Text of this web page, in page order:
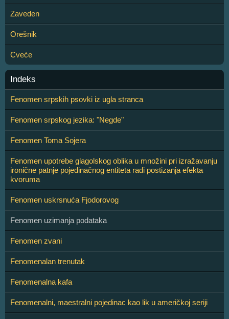
Zaveden
Orešnik
Cveće
Indeks
Fenomen srpskih psovki iz ugla stranca
Fenomen srpskog jezika: "Negde"
Fenomen Toma Sojera
Fenomen upotrebe glagolskog oblika u množini pri izražavanju
ironične patnje pojedinačnog entiteta radi postizanja efekta
kvoruma
Fenomen uskrsnuća Fjodorovog
Fenomen uzimanja podataka
Fenomen zvani
Fenomenalan trenutak
Fenomenalna kafa
Fenomenalni, maestralni pojedinac kao lik u američkoj seriji